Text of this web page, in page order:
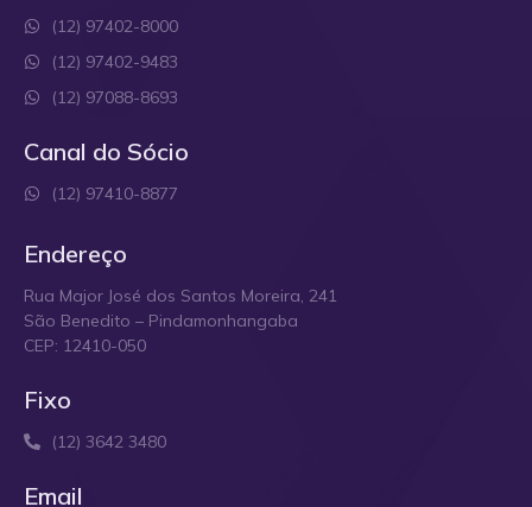
(12) 97402-8000
(12) 97402-9483
(12) 97088-8693
Canal do Sócio
(12) 97410-8877
Endereço
Rua Major José dos Santos Moreira, 241
São Benedito – Pindamonhangaba
CEP: 12410-050
Fixo
(12) 3642 3480
Email